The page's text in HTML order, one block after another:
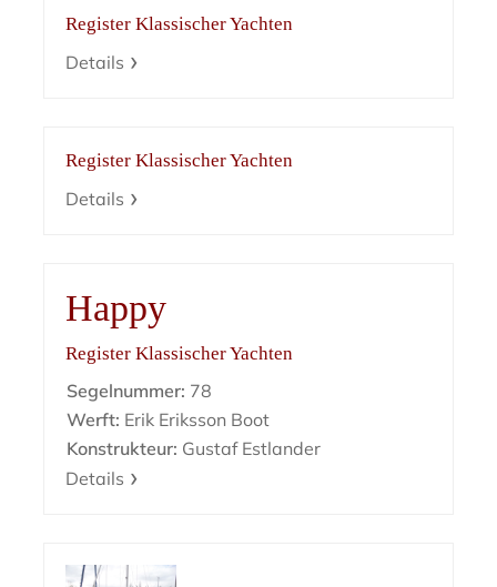
Register Klassischer Yachten
Details
Register Klassischer Yachten
Details
Happy
Register Klassischer Yachten
Segelnummer: 78
Werft: Erik Eriksson Boot
Konstrukteur: Gustaf Estlander
Details